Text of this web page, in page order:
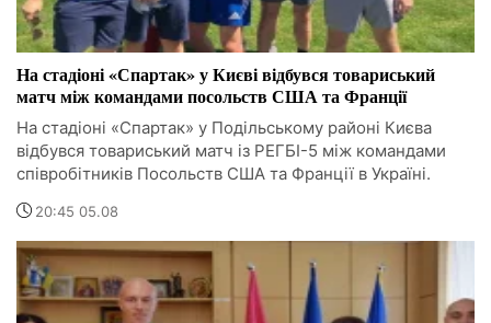
На стадіоні «Спартак» у Києві відбувся товариський
матч між командами посольств США та Франції
На стадіоні «Спартак» у Подільському районі Києва
відбувся товариський матч із РЕГБІ-5 між командами
співробітників Посольств США та Франції в Україні.
20:45 05.08